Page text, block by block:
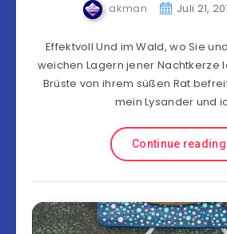
akman Juli 21,
Effektvoll Und im Wald, wo Sie
weichen Lagern jener Nachtkerze
Brüste von ihrem süßen Rat
mein Lysander und
Continue reading